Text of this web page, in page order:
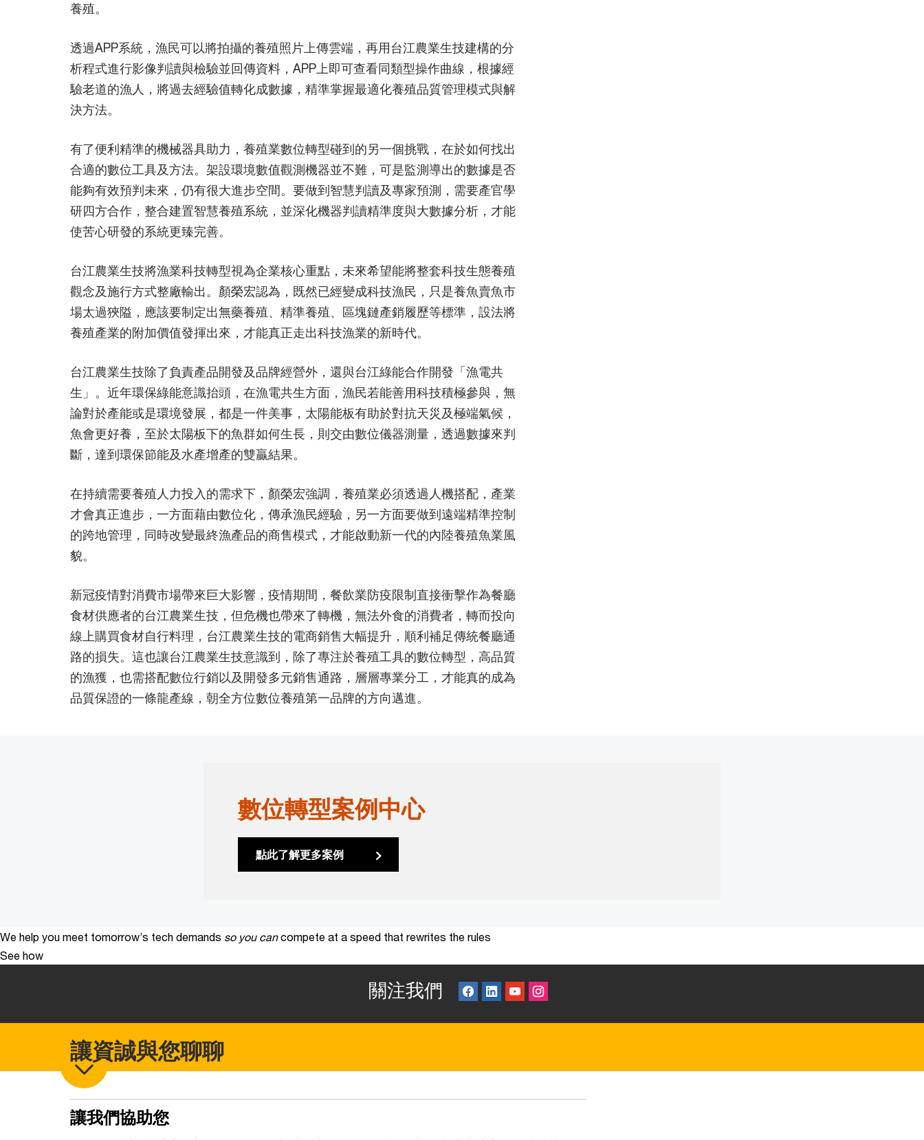
養殖。
透過APP系統，漁民可以將拍攝的養殖照片上傳雲端，再用台江農業生技建構的分
析程式進行影像判讀與檢驗並回傳資料，APP上即可查看同類型操作曲線，根據經
驗老道的漁人，將過去經驗值轉化成數據，精準掌握最適化養殖品質管理模式與解
決方法。
有了便利精準的機械器具助力，養殖業數位轉型碰到的另一個挑戰，在於如何找出
合適的數位工具及方法。架設環境數值觀測機器並不難，可是監測導出的數據是否
能夠有效預判未來，仍有很大進步空間。要做到智慧判讀及專家預測，需要產官學
研四方合作，整合建置智慧養殖系統，並深化機器判讀精準度與大數據分析，才能
使苦心研發的系統更臻完善。
台江農業生技將漁業科技轉型視為企業核心重點，未來希望能將整套科技生態養殖
觀念及施行方式整廠輸出。顏榮宏認為，既然已經變成科技漁民，只是養魚賣魚市
場太過狹隘，應該要制定出無藥養殖、精準養殖、區塊鏈產銷履歷等標準，設法將
養殖產業的附加價值發揮出來，才能真正走出科技漁業的新時代。
台江農業生技除了負責產品開發及品牌經營外，還與台江綠能合作開發「漁電共
生」。近年環保綠能意識抬頭，在漁電共生方面，漁民若能善用科技積極參與，無
論對於產能或是環境發展，都是一件美事，太陽能板有助於對抗天災及極端氣候，
魚會更好養，至於太陽板下的魚群如何生長，則交由數位儀器測量，透過數據來判
斷，達到環保節能及水產增產的雙贏結果。
在持續需要養殖人力投入的需求下，顏榮宏強調，養殖業必須透過人機搭配，產業
才會真正進步，一方面藉由數位化，傳承漁民經驗，另一方面要做到遠端精準控制
的跨地管理，同時改變最終漁產品的商售模式，才能啟動新一代的內陸養殖魚業風
貌。
新冠疫情對消費市場帶來巨大影響，疫情期間，餐飲業防疫限制直接衝擊作為餐廳
食材供應者的台江農業生技，但危機也帶來了轉機，無法外食的消費者，轉而投向
線上購買食材自行料理，台江農業生技的電商銷售大幅提升，順利補足傳統餐廳通
路的損失。這也讓台江農業生技意識到，除了專注於養殖工具的數位轉型，高品質
的漁獲，也需搭配數位行銷以及開發多元銷售通路，層層專業分工，才能真的成為
品質保證的一條龍產線，朝全方位數位養殖第一品牌的方向邁進。
數位轉型案例中心
點此了解更多案例
We help you meet tomorrow’s tech demands so you can compete at a speed that rewrites the rules
See how
關注我們
讓資誠與您聊聊
讓我們協助您